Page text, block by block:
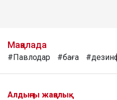
Мақалада
#Павлодар #баға
Алдыңғы жаңалық